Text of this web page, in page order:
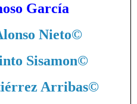
García
Nieto©
Sisamon©
Arribas©